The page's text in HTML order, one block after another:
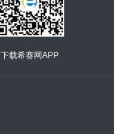
下载希赛网APP